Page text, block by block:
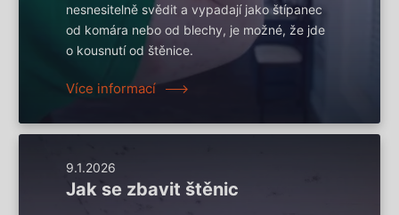
nesnesitelně svědit a vypadají jako štípanec
od komára nebo od blechy, je možné, že jde
o kousnutí od štěnice.
Více informací
9.1.2026
Jak se zbavit štěnic